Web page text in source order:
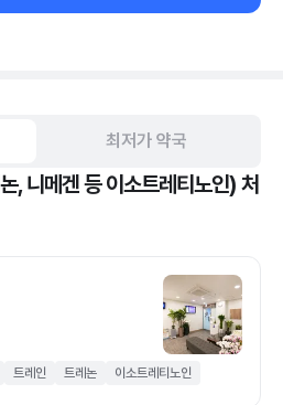
최저가 약국
, 니메겐 등 이소트레티노인) 처
트레인 트레논 이소트레티노인